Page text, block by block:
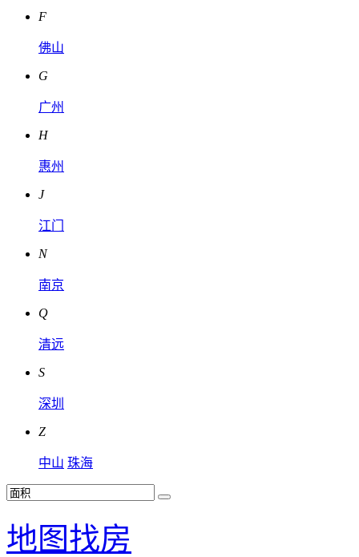
F
佛山
G
广州
H
惠州
J
江门
N
南京
Q
清远
S
深圳
Z
中山 珠海
地图找房